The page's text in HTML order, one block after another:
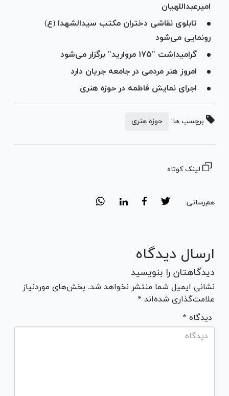
امیرعبداللهیان
تابلوی نقاشی دختران مکتب سیدالشهدا (ع)
رونمایی می‌شود
گرامیداشت "۱۷۵ مروارید" برگزار می‌شود
امروز هنر مردمی در جامعه جریان دارد
اجرای نمایش فاطمه در حوزه هنری
برچسب ها: حوزه هنری
لینک کوتاه
هم‌رسانی:
ارسال دیدگاه
دیدگاهتان را بنویسید
نشانی ایمیل شما منتشر نخواهد شد. بخش‌های موردنیاز
علامت‌گذاری شده‌اند *
* دیدگاه